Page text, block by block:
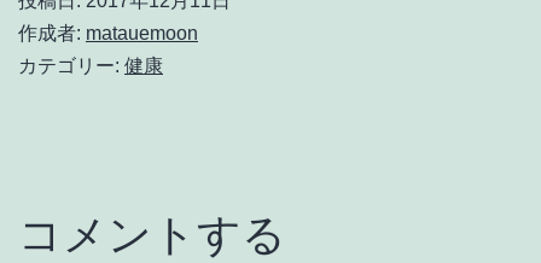
作成者: matauemoon
カテゴリー: 健康
コメントする